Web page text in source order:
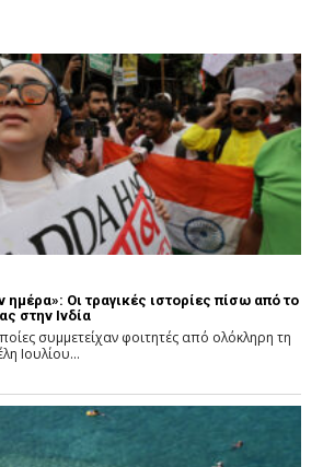
ημέρα»: Οι τραγικές ιστορίες πίσω από το
στην Ινδία
συμμετείχαν φοιτητές από ολόκληρη τη
Ιουλίου...